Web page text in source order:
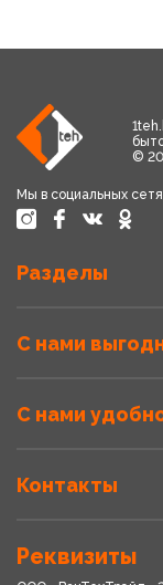
©
Мы в социальных
Разделы
С нами
С нами
Контакты
Реквизиты